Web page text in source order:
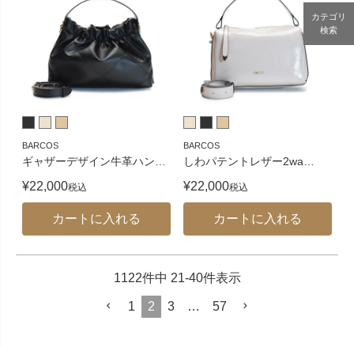
BARCOS
ギャザーデザイン牛革ハン
¥22,000税込
カートに入れる
BARCOS
しわパテントレザー2wa
¥22,000税込
カートに入れる
1122件中 21-40件表示
1 2 3 … 57
カテゴリ
検索